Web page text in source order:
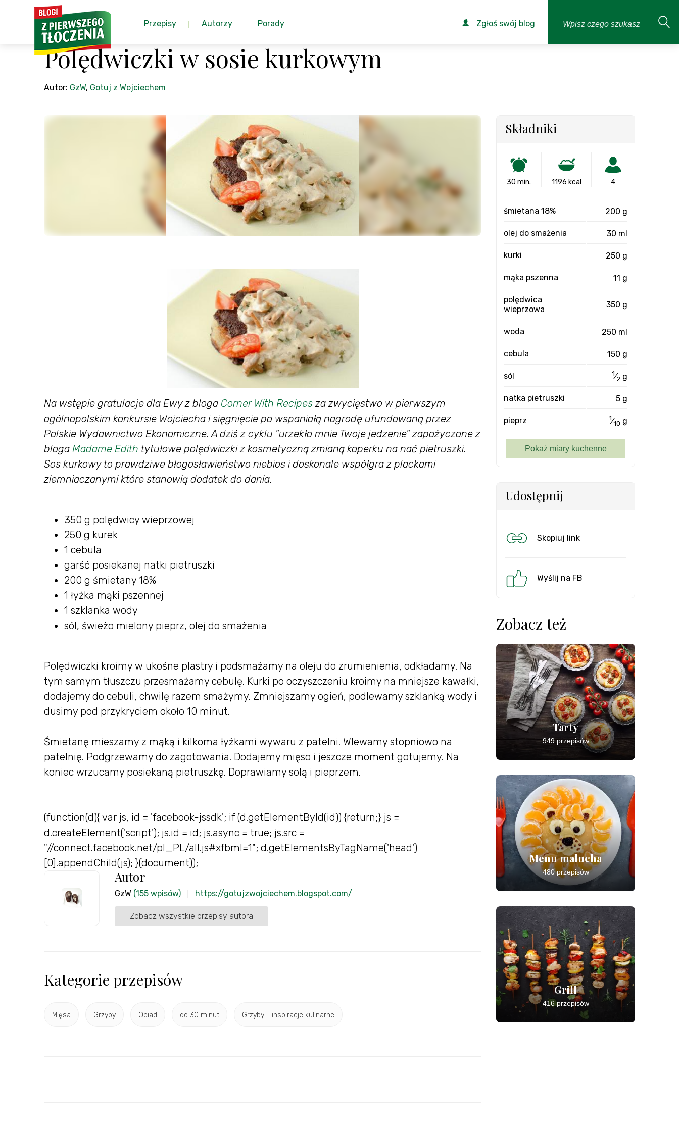
Przepisy Autorzy Porady Zgłoś swój blog
Polędwiczki w sosie kurkowym
Autor: GzW, Gotuj z Wojciechem
Na wstępie gratulacje dla Ewy z bloga Corner With Recipesza zwycięstwo w pierwszym
ogólnopolskim konkursie Wojciecha i sięgnięcie po wspaniałą nagrodę ufundowaną przez
Polskie Wydawnictwo Ekonomiczne. A dziś z cyklu "urzekło mnie Twoje jedzenie" zapożyczone z
bloga Madame Edith tytułowe polędwiczki z kosmetyczną zmianą koperku na nać pietruszki.
Sos kurkowy to prawdziwe błogosławieństwo niebios i doskonale współgra z plackami
ziemniaczanymi które stanowią dodatek do dania.
350 g polędwicy wieprzowej
250 g kurek
1 cebula
garść posiekanej natki pietruszki
200 g śmietany 18%
1 łyżka mąki pszennej
1 szklanka wody
sól, świeżo mielony pieprz, olej do smażenia
Polędwiczki kroimy w ukośne plastry i podsmażamy na oleju do zrumienienia, odkładamy. Na
tym samym tłuszczu przesmażamy cebulę. Kurki po oczyszczeniu kroimy na mniejsze kawałki,
dodajemy do cebuli, chwilę razem smażymy. Zmniejszamy ogień, podlewamy szklanką wody i
dusimy pod przykryciem około 10 minut.
Śmietanę mieszamy z mąką i kilkoma łyżkami wywaru z patelni. Wlewamy stopniowo na
patelnię. Podgrzewamy do zagotowania. Dodajemy mięso i jeszcze moment gotujemy. Na
koniec wrzucamy posiekaną pietruszkę. Doprawiamy solą i pieprzem.
(function(d){ var js, id = 'facebook-jssdk'; if (d.getElementById(id)) {return;} js =
d.createElement('script'); js.id = id; js.async = true; js.src =
"//connect.facebook.net/pl_PL/all.js#xfbml=1"; d.getElementsByTagName('head')
[0].appendChild(js); }(document));
Autor
GzW (155 wpisów) https://gotujzwojciechem.blogspot.com/
Zobacz wszystkie przepisy autora
Kategorie przepisów
Mięsa Grzyby Obiad do 30 minut Grzyby - inspiracje kulinarne
Składniki
30 min. 1196 kcal 4
śmietana 18% 200 g
olej do smażenia 30 ml
kurki 250 g
mąka pszenna 11 g
polędwica
wieprzowa
350 g
woda 250 ml
cebula 150 g
sól 1⁄2 g
natka pietruszki 5 g
pieprz 1⁄10 g
Udostępnij
Skopiuj link
Wyślij na FB
Zobacz też
Tarty
949 przepisów
Menu malucha
480 przepisów
Grill
416 przepisów